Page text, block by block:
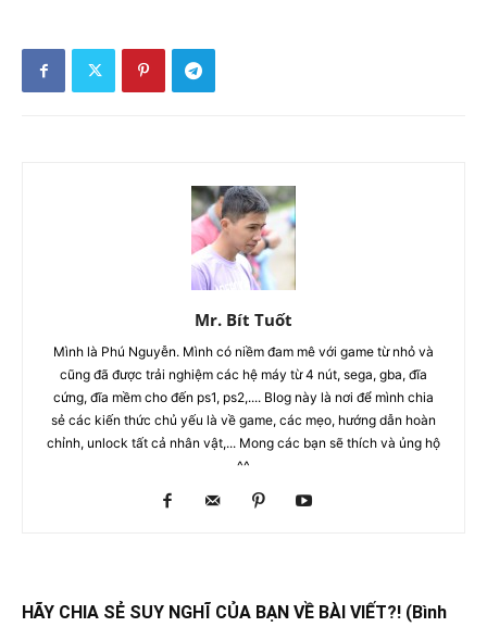
Mr. Bít Tuốt
Mình là Phú Nguyễn. Mình có niềm đam mê với game từ nhỏ và
cũng đã được trải nghiệm các hệ máy từ 4 nút, sega, gba, đĩa
cứng, đĩa mềm cho đến ps1, ps2,.... Blog này là nơi để mình chia
sẻ các kiến thức chủ yếu là về game, các mẹo, hướng dẫn hoàn
chỉnh, unlock tất cả nhân vật,... Mong các bạn sẽ thích và ủng hộ
^^
HÃY CHIA SẺ SUY NGHĨ CỦA BẠN VỀ BÀI VIẾT?! (Bình